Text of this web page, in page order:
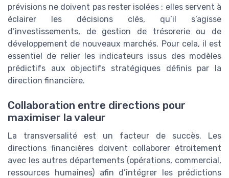
prévisions ne doivent pas rester isolées : elles servent à
éclairer les décisions clés, qu’il s’agisse
d’investissements, de gestion de trésorerie ou de
développement de nouveaux marchés. Pour cela, il est
essentiel de relier les indicateurs issus des modèles
prédictifs aux objectifs stratégiques définis par la
direction financière.
Collaboration entre directions pour
maximiser la valeur
La transversalité est un facteur de succès. Les
directions financières doivent collaborer étroitement
avec les autres départements (opérations, commercial,
ressources humaines) afin d’intégrer les prédictions